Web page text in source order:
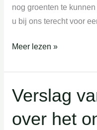
nog groenten te
u bij ons terecht voor
Meer lezen »
Verslag
over het
Verslag
van
bijeenkomst